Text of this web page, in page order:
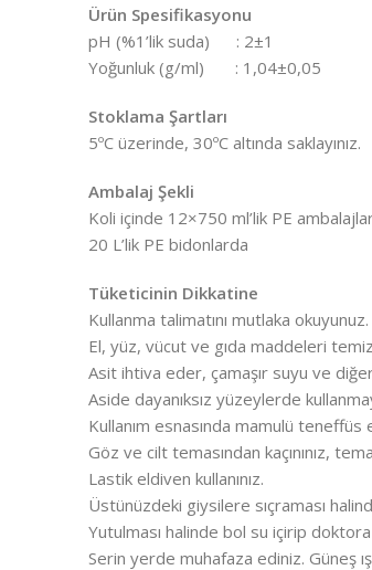
Ürün Spesifikasyonu
pH (%1’lik suda) : 2±1
Yoğunluk (g/ml) : 1,04±0,05
Stoklama Şartları
5ºC üzerinde, 30ºC altında saklayınız.
Ambalaj Şekli
Koli içinde 12×750 ml’lik PE
20 L’lik PE bidonlarda
Tüketicinin Dikkatine
Kullanma talimatını mutlaka okuyunuz.
El, yüz, vücut ve gıda maddeleri
Asit ihtiva eder, çamaşır suyu ve
Aside dayanıksız yüzeylerde
Kullanım esnasında mamulü teneffüs
Göz ve cilt temasından kaçınınız,
Lastik eldiven kullanınız.
Üstünüzdeki giysilere sıçraması
Yutulması halinde bol su içirip
Serin yerde muhafaza ediniz. Güneş